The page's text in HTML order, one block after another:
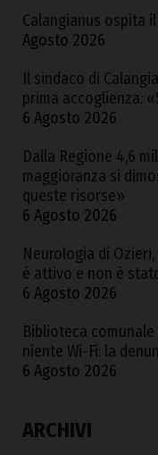
Calangianus ospita
Agosto 2026
Il sindaco di
prima accoglienza:
6 Agosto 2026
Dalla Regione 4,6
maggioranza si
queste risorse»
6 Agosto 2026
Neurologia di
è attivo e non è
6 Agosto 2026
Biblioteca
niente Wi-Fi: la
6 Agosto 2026
ARCHIVI